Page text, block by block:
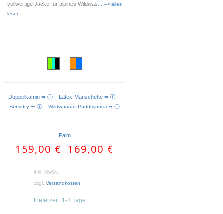
vollwertige Jacke für alpines Wildwas
... --> alles
lesen
AUSFÜHRUNG WÄHLEN
Doppelkamin ➥ ⓘ
Latex-Manschette ➥ ⓘ
Semidry ➥ ⓘ Wildwasser Paddeljacke ➥ ⓘ
Palm
159,00 € – 169,00 €
inkl. MwSt.
zzgl. Versandkosten
Lieferzeit: 1-3 Tage